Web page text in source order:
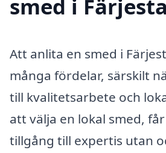
smed i
Att anlita en smed i
många fördelar, särskilt
till kvalitetsarbete och
att välja en lokal smed,
tillgång till expertis utan